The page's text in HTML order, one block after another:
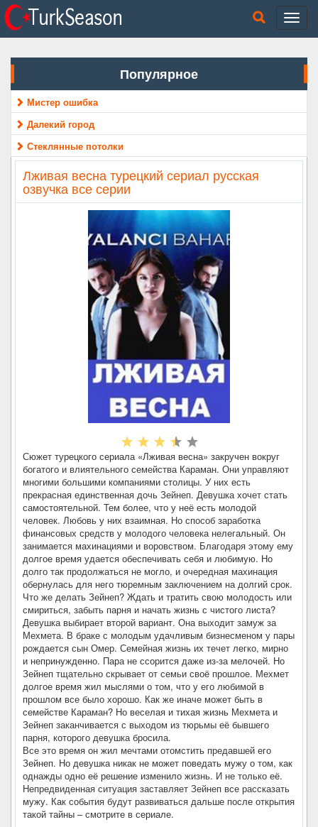
Популярное
Мистер ошибка
Далекий город
Стеклянные потолки
Лживая весна турецкий сериал русская
озвучка все серии
Сюжет турецкого сериала «Лживая весна» закручен вокруг
богатого и влиятельного семейства Караман. Они управляют
многими большими компаниями столицы. У них есть
прекрасная единственная дочь Зейнеп. Девушка хочет стать
самостоятельной. Тем более, что у неё есть молодой
человек. Любовь у них взаимная. Но способ заработка
финансовых средств у молодого человека нелегальный. Он
занимается махинациями и воровством. Благодаря этому ему
долгое время удается обеспечивать себя и любимую. Но
долго так продолжаться не могло, и очередная махинация
обернулась для него тюремным заключением на долгий срок.
Что же делать Зейнеп? Ждать и тратить свою молодость или
смириться, забыть парня и начать жизнь с чистого листа?
Девушка выбирает второй вариант. Она выходит замуж за
Мехмета. В браке с молодым удачливым бизнесменом у пары
рождается сын Омер. Семейная жизнь их течет легко, мирно
и непринужденно. Пара не ссорится даже из-за мелочей. Но
Зейнеп тщательно скрывает от семьи своё прошлое. Мехмет
долгое время жил мыслями о том, что у его любимой в
прошлом все было хорошо. Как же иначе может быть в
семействе Караман? Но веселая и тихая жизнь Мехмета и
Зейнеп заканчивается с выходом из тюрьмы её бывшего
парня, которого девушка бросила.
Все это время он жил мечтами отомстить предавшей его
Зейнеп. Но девушка никак не может поведать мужу о том, как
однажды одно её решение изменило жизнь. И не только её.
Непредвиденная ситуация заставляет Зейнеп все рассказать
мужу. Как события будут развиваться дальше после открытия
такой тайны – смотрите в сериале.